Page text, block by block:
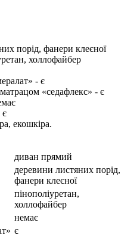
порід, фанери клеєної
холлофайбер
- є
«седафлекс» - є
є
екошкіра.
диван прямий
деревини листяних порід,
фанери клеєної
пінополіуретан,
холлофайбер
немає
є